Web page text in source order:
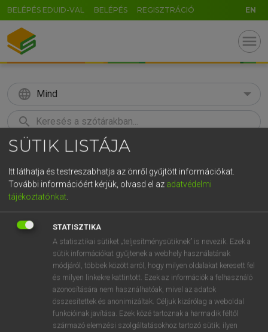
BELÉPÉS EDUID-VAL BELÉPÉS REGISZTRÁCIÓ EN
menu
language Mind
search
KERESÉS
Európai uniós terminológiai szótár
VAN ELŐFIZETÉSED?
Van előfizetésem a teljes szócikk megtekintéséhez.
BELÉPÉS
SÜTIK LISTÁJA
Itt láthatja és testreszabhatja az önről gyűjtött információkat.
További információért kérjük, olvasd el az adatvédelmi
tájékoztatónkat.
STATISZTIKA
A statisztikai sütiket „teljesítménysütiknek” is nevezik. Ezek a
sütik információkat gyűjtenek a webhely használatának
módjáról, többek között arról, hogy milyen oldalakat keresett fel
és milyen linkekre kattintott. Ezek az információk a felhasználó
azonosítására nem használhatóak, mivel az adatok
összesítettek és anonimizáltak. Céljuk kizárólag a weboldal
funkcióinak javítása. Ezek közé tartoznak a harmadik féltől
származó elemzési szolgáltatásokhoz tartozó sütik; ilyen
GR
t z u i o p
g h j k l é á ű Ω
n m , . AltGr